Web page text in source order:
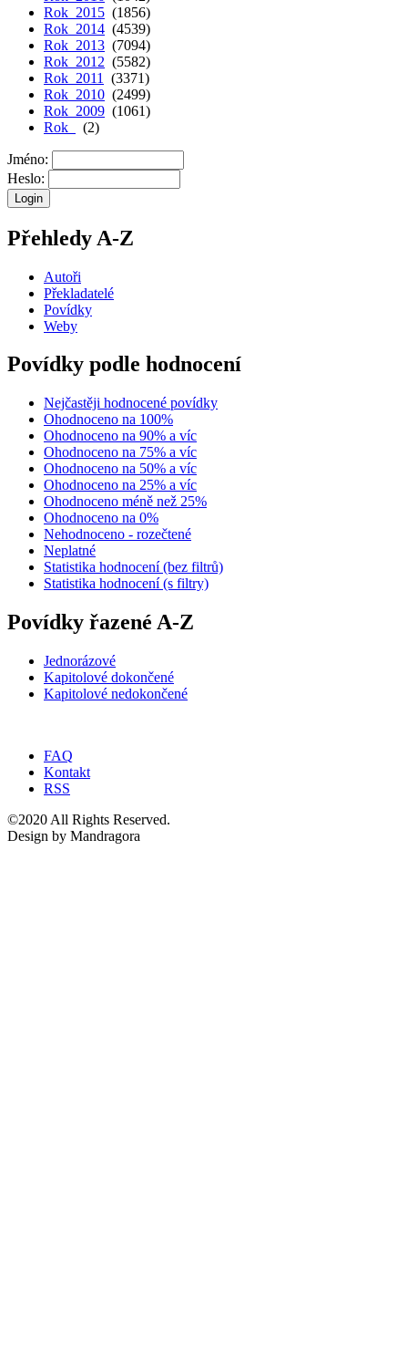
Rok 2015 (1856)
Rok 2014 (4539)
Rok 2013 (7094)
Rok 2012 (5582)
Rok 2011
(3371)
Rok 2010 (2499)
Rok 2009 (1061)
Rok
(2)
Jméno:
Heslo:
Přehledy A-Z
Autoři
Překladatelé
Povídky
Weby
Povídky podle hodnocení
Nejčastěji hodnocené povídky
Ohodnoceno na 100%
Ohodnoceno na 90% a víc
Ohodnoceno na 75% a víc
Ohodnoceno na 50% a víc
Ohodnoceno na 25% a víc
Ohodnoceno méně než 25%
Ohodnoceno na 0%
Nehodnoceno - rozečtené
Neplatné
Statistika hodnocení (bez filtrů)
Statistika hodnocení (s filtry)
Povídky řazené A-Z
Jednorázové
Kapitolové dokončené
Kapitolové nedokončené
FAQ
Kontakt
RSS
©2020 All Rights Reserved.
Design by Mandragora